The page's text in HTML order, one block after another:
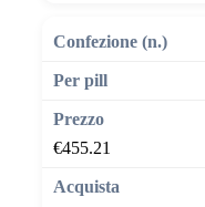
€455.21